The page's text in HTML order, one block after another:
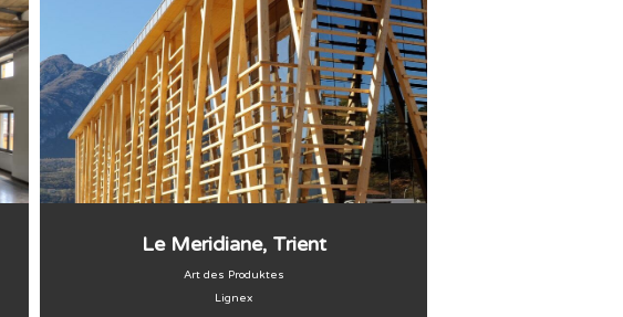
Le Meridiane, Trient
Art des Produktes
Lignex